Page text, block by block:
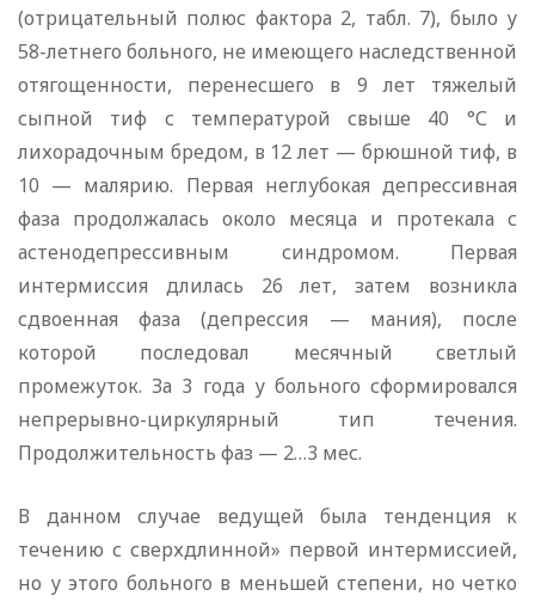
(отрицательный полюс фактора 2, табл. 7), было у
58-летнего больного, не имеющего наследственной
отягощенности, перенесшего в 9 лет тяжелый
сыпной тиф с температурой свыше 40 °С и
лихорадочным бредом, в 12 лет — брюшной тиф, в
10 — малярию. Первая неглубокая депрессивная
фаза продолжалась около месяца и протекала с
астенодепрессивным синдромом. Первая
интермиссия длилась 26 лет, затем возникла
сдвоенная фаза (депрессия — мания), после
которой последовал месячный светлый
промежуток. За 3 года у больного сформировался
непрерывно-циркулярный тип течения.
Продолжительность фаз — 2…3 мес.
В данном случае ведущей была тенденция к
течению с сверхдлинной» первой интермиссией,
но у этого больного в меньшей степени, но четко